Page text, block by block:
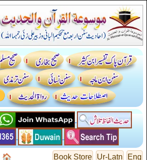
Eng
Ur-Latn
Book Store
🏠